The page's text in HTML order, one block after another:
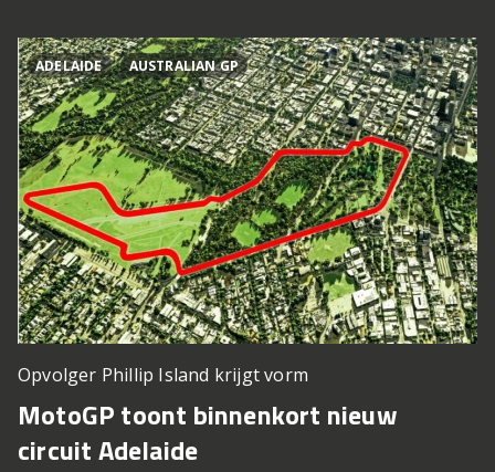
ADELAIDE AUSTRALIAN GP
Opvolger Phillip Island krijgt vorm
MotoGP toont binnenkort nieuw
circuit Adelaide